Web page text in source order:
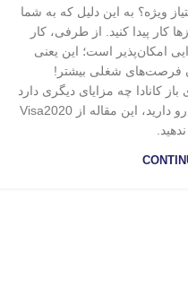
ویژه؟ به این دلیل که به شما
کار پیدا کنید. از طرفی، کار
امکان‌پذیر است؛ این یعنی
فرصت‌های شغلی بیشتر!
کانادا چه مزایای دیگری دارد
و برای رسیدن به آن چه مراحلی پیش‌رو دارید، این مقاله از Visa2020